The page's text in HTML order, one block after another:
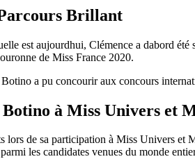
Brillant
est aujourdhui, Clémence a dabord
de Miss France 2020.
a pu concourir aux concours
à Miss Univers et
lors de sa participation à Miss Univers et
les candidates venues du monde